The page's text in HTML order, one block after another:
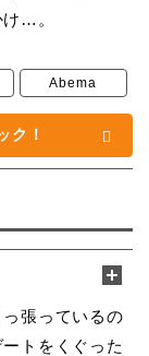
…。
Abema
ク！
張っているの
トをくぐった